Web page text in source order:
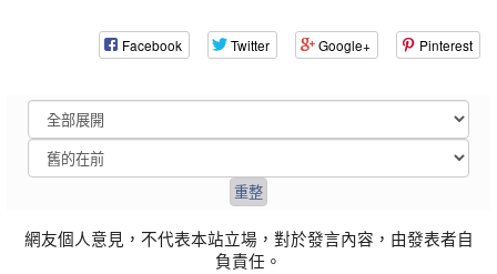
Facebook Twitter Google+ Pinterest
網友個人意見，不代表本站立場，對於發言內容，由發表者自
負責任。